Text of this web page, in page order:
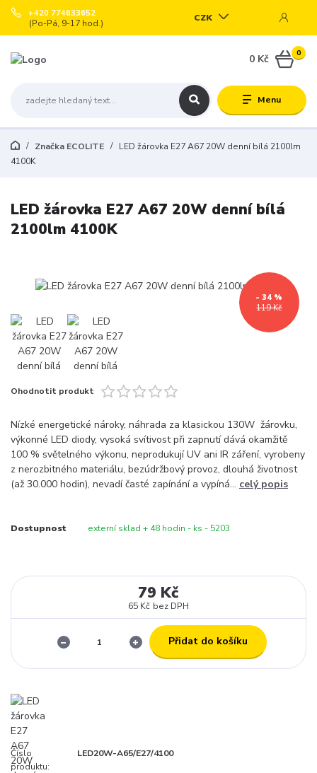
Menu
CZK
+420 774633652
(Po-Pá, 9-17 hod.)
0
0 Kč
Značka ECOLITE
LED žárovka E27 A67 20W denní bílá 2100lm
4100K
LED žárovka E27 A67 20W denní bílá
2100lm 4100K
119 Kč
- 34 %
Ohodnotit produkt
Nízké energetické nároky, náhrada za klasickou 130W žárovku,
výkonné LED diody, vysoká svítivost při zapnutí dává okamžitě
100 % světelného výkonu, neprodukují UV ani IR záření, vyrobeny
z nerozbitného materiálu, bezúdržbový provoz, dlouhá životnost
(až 30.000 hodin), nevadí časté zapínání a vypíná... celý popis
Dostupnost externí sklad + 48 hodin - ks - 5203
79 Kč
65 Kč bez DPH
Přidat do košíku
Číslo
produktu:
LED20W-A65/E27/4100